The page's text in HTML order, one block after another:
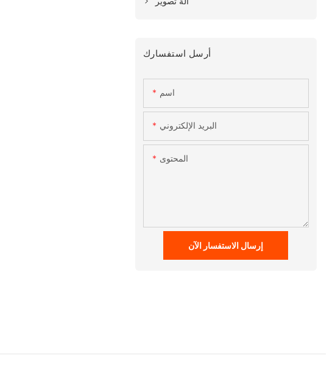
أرسل استفسارك
اسم
البريد الإلكتروني
المحتوى
إرسال الاستفسار الآن